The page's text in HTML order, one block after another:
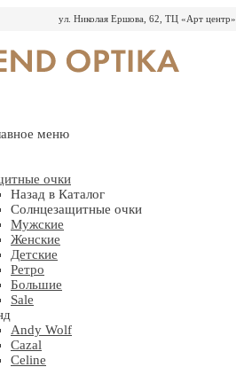
ул. Николая Ершова, 62, ТЦ «Арт центр»
меню
очки
Назад в Каталог
Солнцезащитные очки
Мужские
Женские
Детские
Ретро
Большие
Sale
Andy Wolf
Cazal
Celine